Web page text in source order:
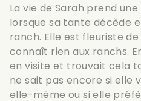
La vie de Sarah prend
lorsque sa tante décède
ranch. Elle est fleuriste
connaît rien aux ranchs.
en visite et trouvait cela
ne sait pas encore si elle
elle-même ou si elle